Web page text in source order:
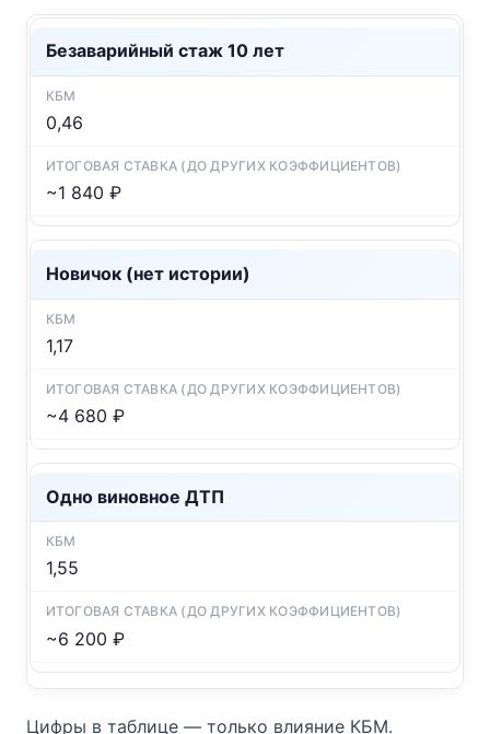
Безаварийный стаж 10 лет
0,46
~1 840 ₽
Новичок (нет истории)
1,17
~4 680 ₽
Одно виновное ДТП
1,55
~6 200 ₽
Цифры в таблице — только влияние КБМ.